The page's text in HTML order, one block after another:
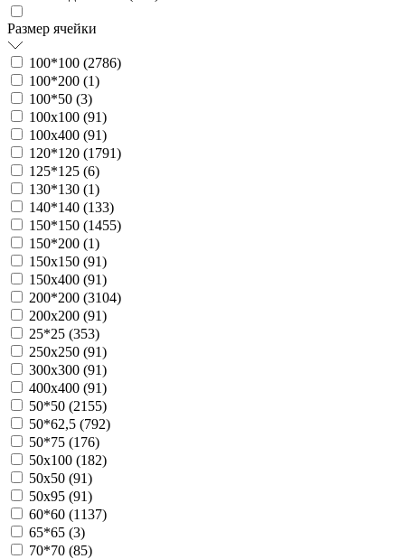
Размер ячейки
100*100 (2786)
100*200 (1)
100*50 (3)
100х100 (91)
100х400 (91)
120*120 (1791)
125*125 (6)
130*130 (1)
140*140 (133)
150*150 (1455)
150*200 (1)
150х150 (91)
150х400 (91)
200*200 (3104)
200х200 (91)
25*25 (353)
250х250 (91)
300х300 (91)
400х400 (91)
50*50 (2155)
50*62,5 (792)
50*75 (176)
50х100 (182)
50х50 (91)
50х95 (91)
60*60 (1137)
65*65 (3)
70*70 (85)